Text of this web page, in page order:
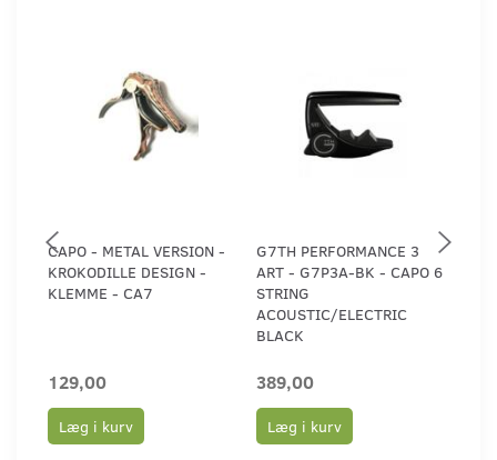
CAPO - METAL VERSION -
KROKODILLE DESIGN -
KLEMME - CA7
129,00
Læg i kurv
G7TH PERFORMANCE 3
ART - G7P3A-BK - CAPO 6
STRING
ACOUSTIC/ELECTRIC
BLACK
389,00
Læg i kurv